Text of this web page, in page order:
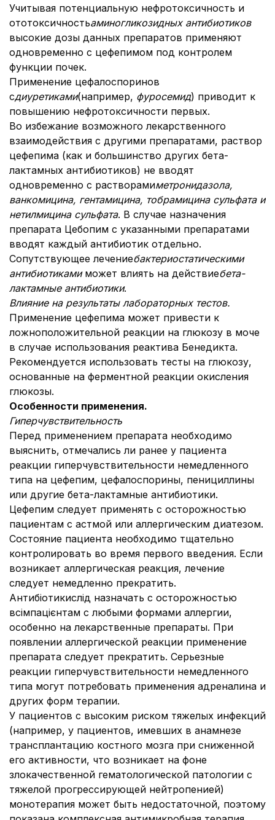
Учитывая потенциальную нефротоксичность и
ототоксичностьаминогликозидных антибиотиков
высокие дозы данных препаратов применяют
одновременно с цефепимом под контролем
функции почек.
Применение цефалоспоринов
сдиуретиками(например, фуросемид) приводит к
повышению нефротоксичности первых.
Во избежание возможного лекарственного
взаимодействия с другими препаратами, раствор
цефепима (как и большинство других бета-
лактамных антибиотиков) не вводят
одновременно с растворамиметронидазола,
ванкомицина, гентамицина, тобрамицина сульфата и
нетилмицина сульфата. В случае назначения
препарата Цебопим с указанными препаратами
вводят каждый антибиотик отдельно.
Сопутствующее лечениебактериостатическими
антибиотикамиможет влиять на действиебета-
лактамные антибиотики.
Влияние на результаты лабораторных тестов.
Применение цефепима может привести к
ложноположительной реакции на глюкозу в моче
в случае использования реактива Бенедикта.
Рекомендуется использовать тесты на глюкозу,
основанные на ферментной реакции окисления
глюкозы.
Особенности применения.
Гиперчувствительность
Перед применением препарата необходимо
выяснить, отмечались ли ранее у пациента
реакции гиперчувствительности немедленного
типа на цефепим, цефалоспорины, пенициллины
или другие бета-лактамные антибиотики.
Цефепим следует применять с осторожностью
пациентам с астмой или аллергическим диатезом.
Состояние пациента необходимо тщательно
контролировать во время первого введения. Если
возникает аллергическая реакция, лечение
следует немедленно прекратить.
Антибіотикислід назначать с осторожностью
всімпацієнтам с любыми формами аллергии,
особенно на лекарственные препараты. При
появлении аллергической реакции применение
препарата следует прекратить. Серьезные
реакции гиперчувствительности немедленного
типа могут потребовать применения адреналина и
других форм терапии.
У пациентов с высоким риском тяжелых инфекций
(например, у пациентов, имевших в анамнезе
трансплантацию костного мозга при сниженной
его активности, что возникает на фоне
злокачественной гематологической патологии с
тяжелой прогрессирующей нейтропенией)
монотерапия может быть недостаточной, поэтому